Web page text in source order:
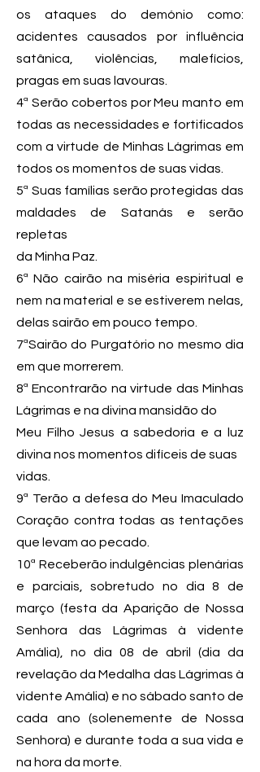
os ataques do demónio como:
acidentes causados por influência
satânica, violências, malefícios,
pragas em suas lavouras.
4ª Serão cobertos por Meu manto em
todas as necessidades e fortificados
com a virtude de Minhas Lágrimas em
todos os momentos de suas vidas.
5ª Suas famílias serão protegidas das
maldades de Satanás e serão
repletas
da Minha Paz.
6ª Não cairão na miséria espiritual e
nem na material e se estiverem nelas,
delas sairão em pouco tempo.
7ªSairão do Purgatório no mesmo dia
em que morrerem.
8ª Encontrarão na virtude das Minhas
Lágrimas e na divina mansidão do
Meu Filho Jesus a sabedoria e a luz
divina nos momentos difíceis de suas
vidas.
9ª Terão a defesa do Meu Imaculado
Coração contra todas as tentações
que levam ao pecado.
10ª Receberão indulgências plenárias
e parciais, sobretudo no dia 8 de
março (festa da Aparição de Nossa
Senhora das Lágrimas à vidente
Amália), no dia 08 de abril (dia da
revelação da Medalha das Lágrimas à
vidente Amália) e no sábado santo de
cada ano (solenemente de Nossa
Senhora) e durante toda a sua vida e
na hora da morte.